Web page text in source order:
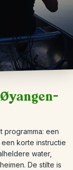
programma: een
korte instructie
water,
De stilte is